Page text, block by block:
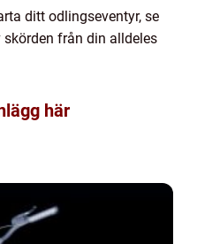
ditt odlingseventyr, se
från din alldeles
här